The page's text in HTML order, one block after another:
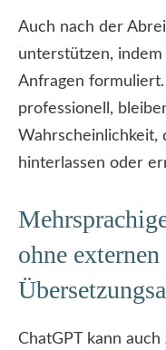
Auch nach der
unterstützen,
Anfragen
professionell,
Wahrscheinlichkeit,
hinterlassen oder
ohne externen
ChatGPT kann